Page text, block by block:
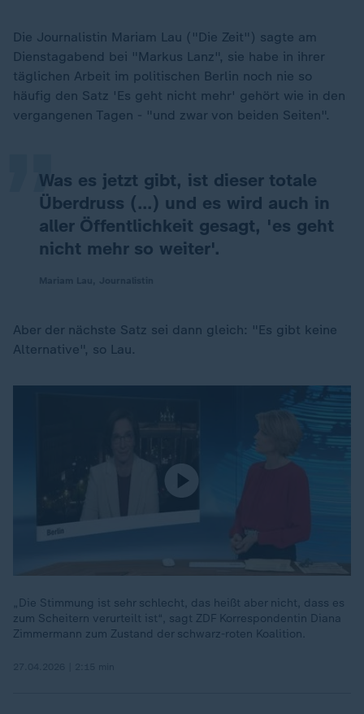
Die Journalistin Mariam Lau ("Die Zeit") sagte am
Dienstagabend bei "Markus Lanz", sie habe in ihrer
täglichen Arbeit im politischen Berlin noch nie so
häufig den Satz 'Es geht nicht mehr' gehört wie in den
vergangenen Tagen - "und zwar von beiden Seiten".
Was es jetzt gibt, ist dieser totale
Überdruss (…) und es wird auch in
aller Öffentlichkeit gesagt, 'es geht
nicht mehr so weiter'.
„
Aber der nächste Satz sei dann gleich: "Es gibt keine
Alternative", so Lau.
„Die Stimmung ist sehr schlecht, das heißt aber nicht, dass es
zum Scheitern verurteilt ist“, sagt ZDF Korrespondentin Diana
Zimmermann zum Zustand der schwarz-roten Koalition.